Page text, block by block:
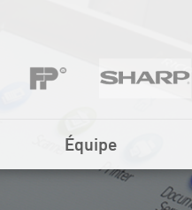
Équipe